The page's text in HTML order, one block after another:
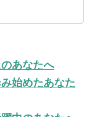
あなたへ
始めたあなた